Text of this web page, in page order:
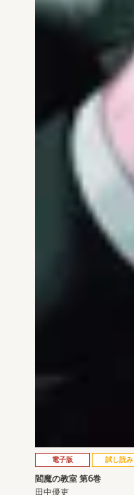
電子版 試し読み
閻魔の教室 第6巻
田中優吏